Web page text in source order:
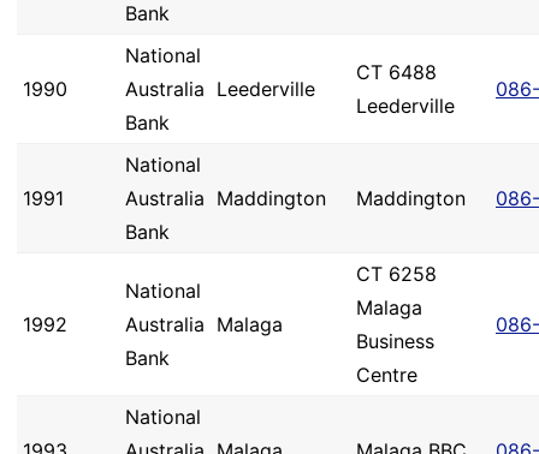
Bank
1990
National
Australia
Bank
Leederville
CT 6488
Leederville
1991
National
Australia
Bank
Maddington Maddington
1992
National
Australia
Bank
Malaga
CT 6258
Malaga
Business
Centre
National